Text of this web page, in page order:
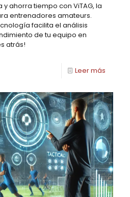
ahorra tiempo con ViTAG, la
entrenadores amateurs.
facilita el análisis
de tu equipo en
atrás!
Leer más